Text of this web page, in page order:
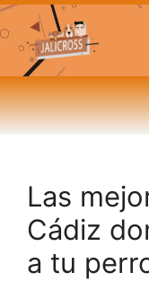
Las
Cádiz
a tu